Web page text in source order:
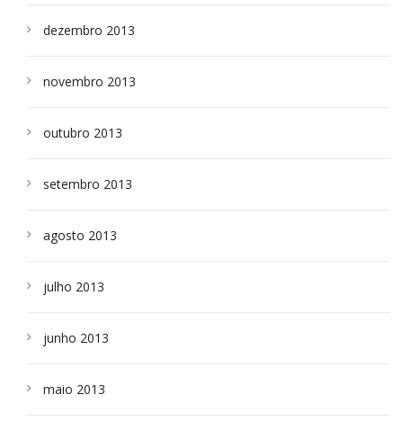
dezembro 2013
novembro 2013
outubro 2013
setembro 2013
agosto 2013
julho 2013
junho 2013
maio 2013